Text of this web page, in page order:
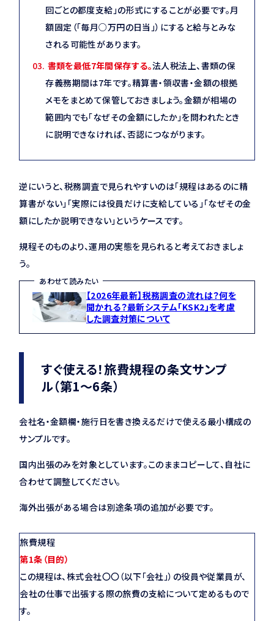
回ごとの都度支給」の形式にすることが必要です。月
額固定（「毎月○万円の日当」）にすると給与とみな
される可能性があります。
書類を最低7年間保存する。法人税法上、書類の保
存義務期間は7年です。精算書・領収書・金額の根拠
メモをまとめて保管しておきましょう。金額が相場の
範囲内でも「なぜその金額にしたか」を問われたとき
に説明できなければ、否認につながります。
逆にいうと、税務調査で見られやすいのは「規程はあるのに精
算書がない」「実際には役員だけに支給している」「なぜその金
額にしたか説明できない」というケースです。
規程そのものより、運用の実態を見られると考えておきましょ
う。
あわせて読みたい
【2026年最新】税務調査の流れは？何を
聞かれる？最新システム「KSK2」を考慮
した調査対策について
すぐ使える！旅費規程の条文サンプ
ル（第1〜6条）
会社名・金額欄・施行日を書き換えるだけで使える最小構成の
サンプルです。
国内出張のみを対象としています。このままコピーして、自社に
合わせて調整してください。
海外出張がある場合は別途条項の追加が必要です。
旅費規程
第1条（目的）
この規程は、株式会社〇〇（以下「会社」）の役員や従業員が、
会社の仕事で出張する際の旅費の支給について定めるもので
す。